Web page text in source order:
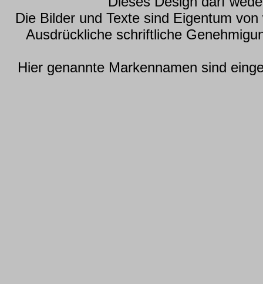
Die Bilder und Texte sind Eigentum
Ausdrückliche schriftliche
Hier genannte Markennamen sind